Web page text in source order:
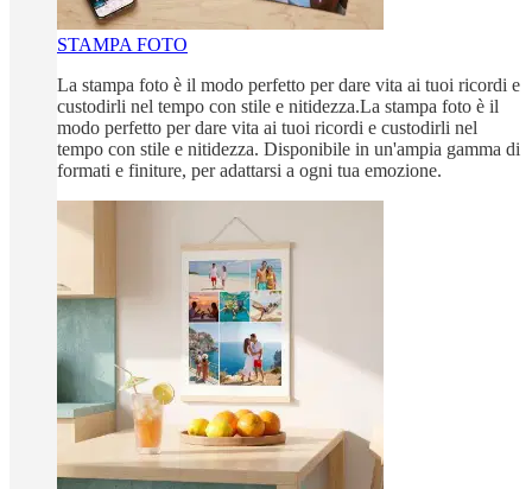
STAMPA FOTO
La stampa foto è il modo perfetto per dare vita ai tuoi ricordi e
custodirli nel tempo con stile e nitidezza.La stampa foto è il
modo perfetto per dare vita ai tuoi ricordi e custodirli nel
tempo con stile e nitidezza. Disponibile in un'ampia gamma di
formati e finiture, per adattarsi a ogni tua emozione.